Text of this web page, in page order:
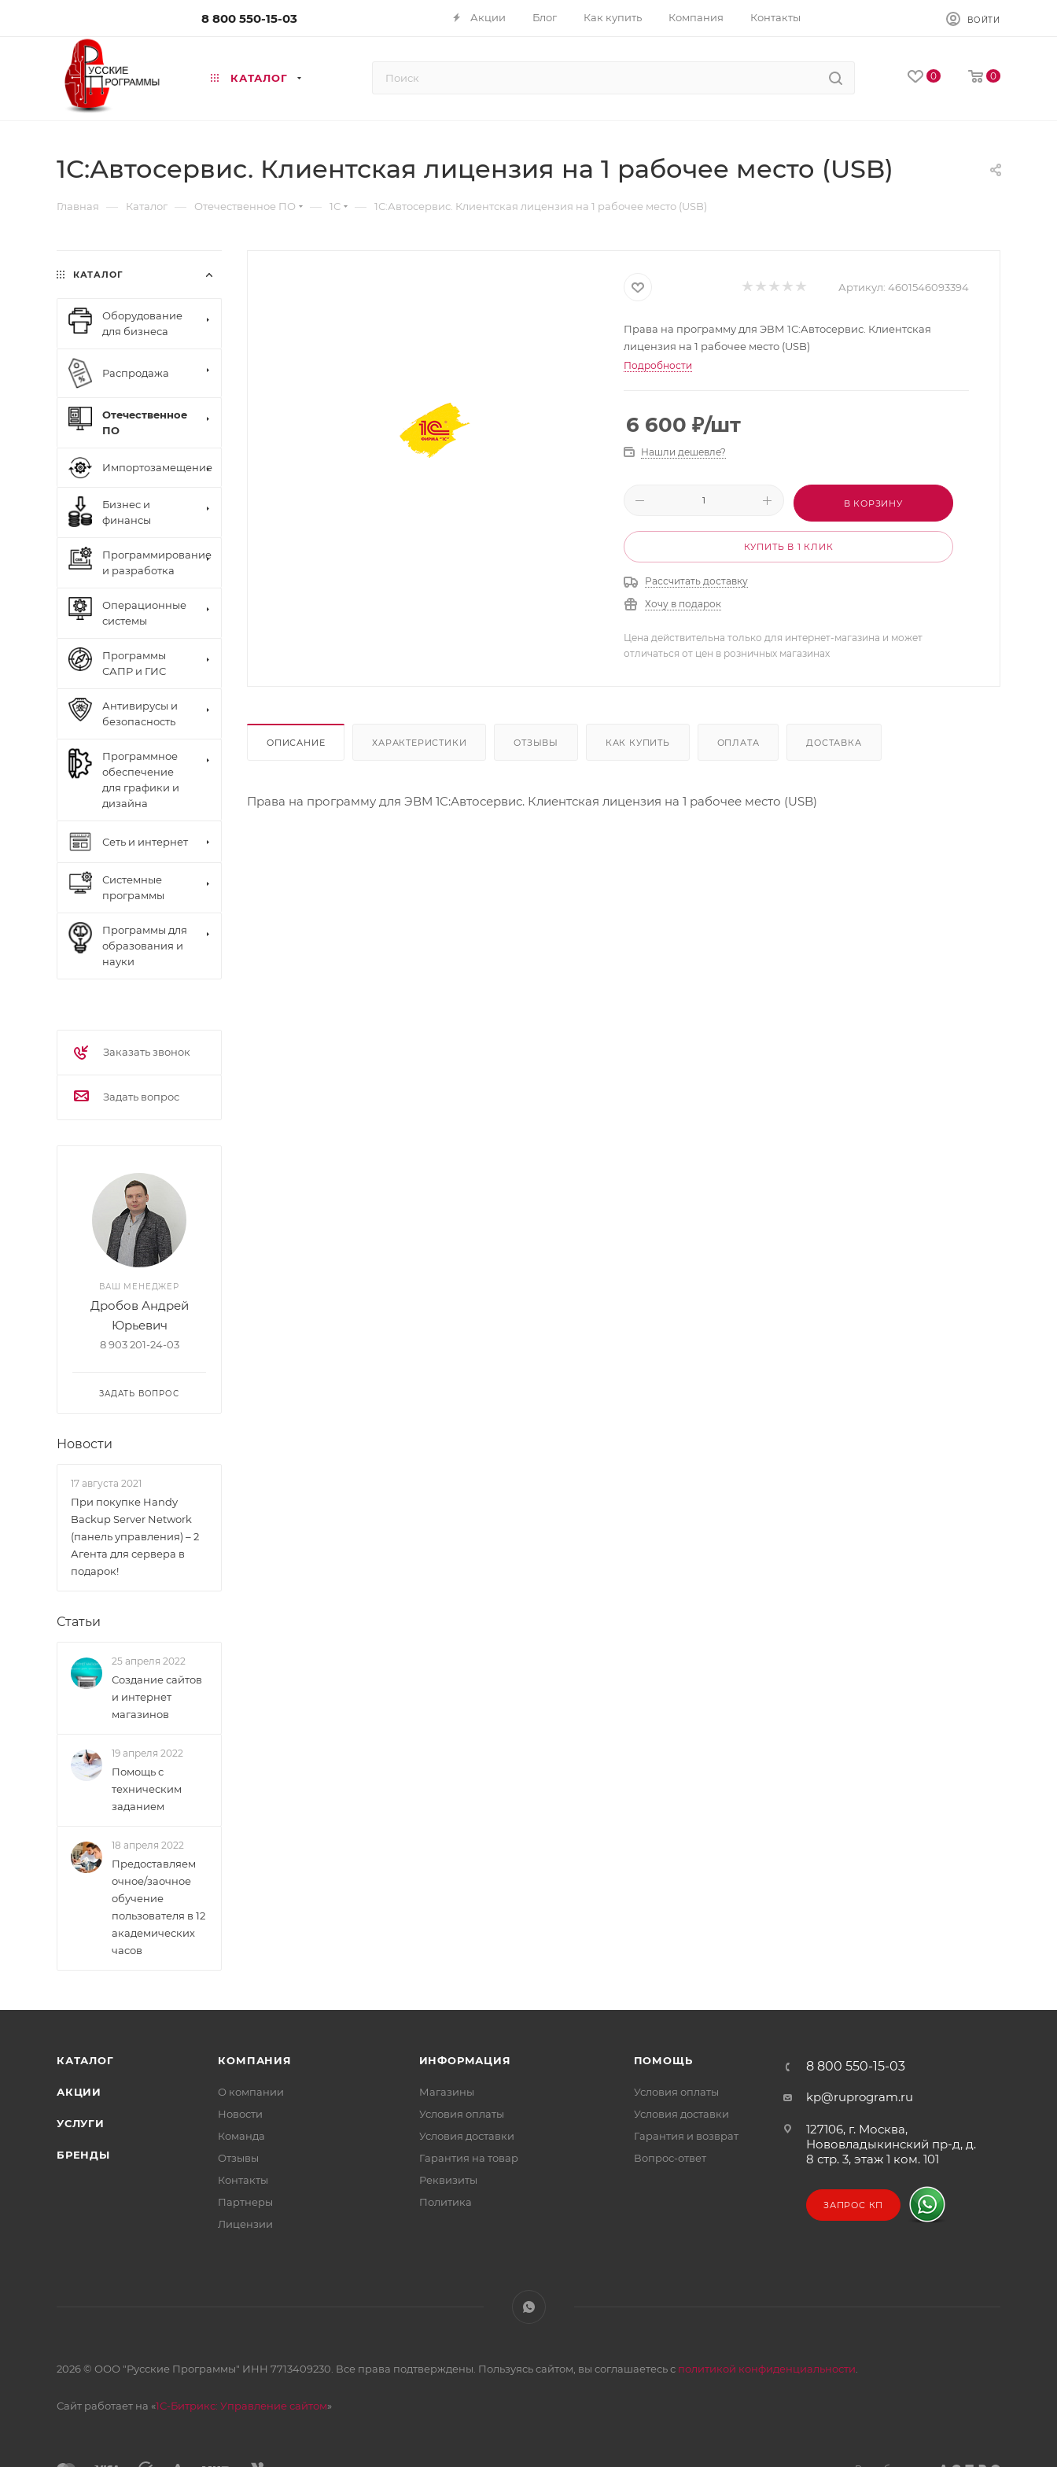
8 800 550-15-03 Акции Блог Как купить Компания Контакты ВОЙТИ
КАТАЛОГ 0 0
1С:Автосервис. Клиентская лицензия на 1 рабочее место (USB)
Главная — Каталог — Отечественное ПО — 1С — 1С:Автосервис. Клиентская лицензия на 1 рабочее место (USB)
Артикул: 4601546093394
Права на программу для ЭВМ 1С:Автосервис. Клиентская
лицензия на 1 рабочее место (USB)
Подробности
6 600 ₽/шт
Нашли дешевле?
В КОРЗИНУ
КУПИТЬ В 1 КЛИК
Рассчитать доставку
Хочу в подарок
Цена действительна только для интернет-магазина и может
отличаться от цен в розничных магазинах
ОПИСАНИЕ ХАРАКТЕРИСТИКИ ОТЗЫВЫ КАК КУПИТЬ ОПЛАТА ДОСТАВКА
Права на программу для ЭВМ 1С:Автосервис. Клиентская лицензия на 1 рабочее место (USB)
КАТАЛОГ
Оборудование
для бизнеса
Распродажа
Отечественное
ПО
Импортозамещение
Бизнес и
финансы
Программирование
и разработка
Операционные
системы
Программы
САПР и ГИС
Антивирусы и
безопасность
Программное
обеспечение
для графики и
дизайна
Сеть и интернет
Системные
программы
Программы для
образования и
науки
Заказать звонок
Задать вопрос
ВАШ МЕНЕДЖЕР
Дробов Андрей
Юрьевич
8 903 201-24-03
ЗАДАТЬ ВОПРОС
Новости
17 августа 2021
При покупке Handy
Backup Server Network
(панель управления) – 2
Агента для сервера в
подарок!
Статьи
25 апреля 2022
Создание сайтов
и интернет
магазинов
19 апреля 2022
Помощь с
техническим
заданием
18 апреля 2022
Предоставляем
очное/заочное
обучение
пользователя в 12
академических
часов
КАТАЛОГ
АКЦИИ
УСЛУГИ
БРЕНДЫ
КОМПАНИЯ
О компании
Новости
Команда
Отзывы
Контакты
Партнеры
Лицензии
ИНФОРМАЦИЯ
Магазины
Условия оплаты
Условия доставки
Гарантия на товар
Реквизиты
Политика
ПОМОЩЬ
Условия оплаты
Условия доставки
Гарантия и возврат
Вопрос-ответ
8 800 550-15-03
kp@ruprogram.ru
127106, г. Москва,
Нововладыкинский пр-д, д.
8 стр. 3, этаж 1 ком. 101
ЗАПРОС КП
2026 © ООО "Русские Программы" ИНН 7713409230. Все права подтверждены. Пользуясь сайтом, вы соглашаетесь с политикой конфиденциальности
Сайт работает на «1С-Битрикс: Управление сайтом»